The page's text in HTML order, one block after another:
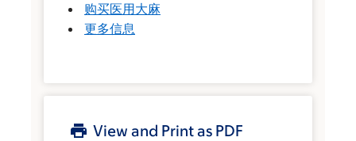
购买医用大麻
更多信息
View and Print as PDF